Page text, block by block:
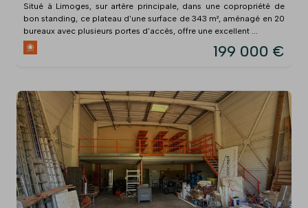
Situé à Limoges, sur artère principale, dans une copropriété de
bon standing, ce plateau d'une surface de 343 m², aménagé en 20
bureaux avec plusieurs portes d'accès, offre une excellent ...
199 000 €